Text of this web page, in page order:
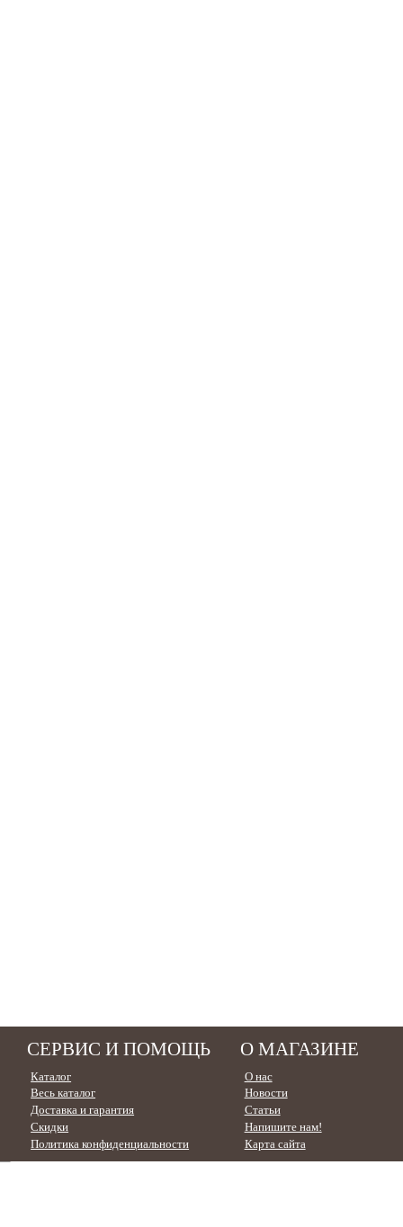
СЕРВИС И ПОМОЩЬ
Каталог
Весь каталог
Доставка и гарантия
Скидки
Политика конфиденциальности
О МАГАЗИНЕ
О нас
Новости
Статьи
Напишите нам!
Карта сайта